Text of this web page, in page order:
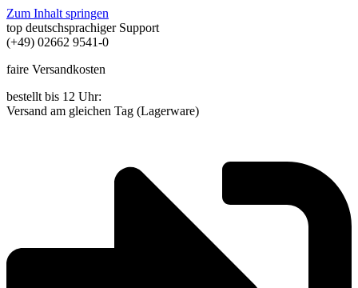
Zum Inhalt springen
top deutschsprachiger Support
(+49) 02662 9541-0
faire Versandkosten
bestellt bis 12 Uhr:
Versand am gleichen Tag (Lagerware)